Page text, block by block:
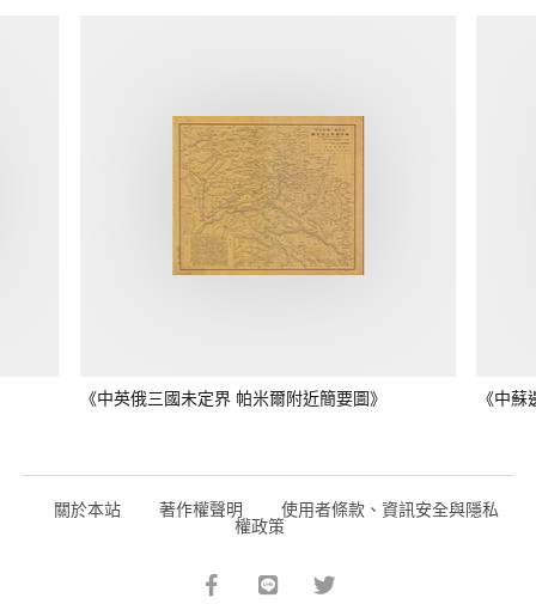
《中英俄三國未定界 帕米爾附近簡要圖》 《中
關於本站 著作權聲明 使用者條款、資訊安全與隱私
權政策